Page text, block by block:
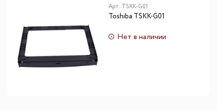
Арт: TSKK-G01
Toshiba TSKK-G01
Нет в наличии